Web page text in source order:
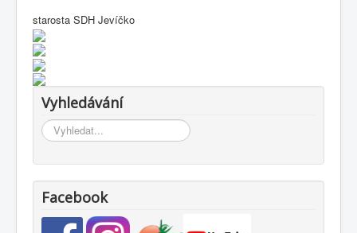
starosta SDH Jevíčko
Vyhledávání
Vyhledávání...
Facebook